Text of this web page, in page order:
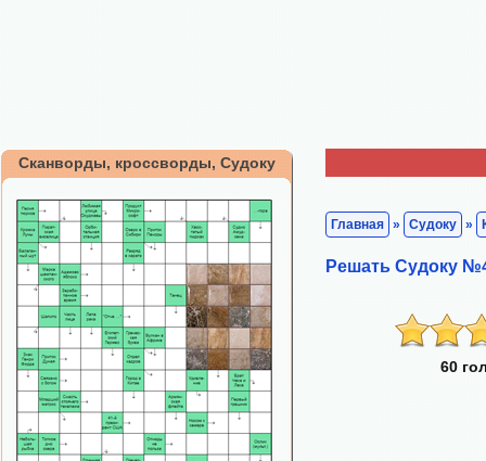
Сканворды, кроссворды, Судоку
Главная » Судоку »
Решать Судоку
60